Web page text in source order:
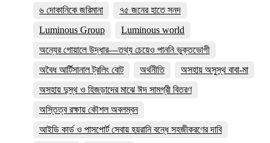
৬ দোকানিকে জরিমানা
৭৫ জনের হাতে সনদ
Luminous Group
Luminous world
অন্যের গোয়ালে উদ্ধার—তথ্য চেয়েও পাননি ভুক্তভোগী
অবৈধ আর্টিসানাল ট্রলিং বোট
অর্থনীতি
অসহায় অসুস্থ বাবা-মা
অসহায় দুস্থ ও হিজড়াদের মাঝে ঈদ সামগ্রী বিতরণ
অস্তিত্ব রক্ষায় কৌশল অবলম্বন
আইডি কার্ড ও পাসপোর্ট সেবায় হয়রানি বন্ধে সহজীকরণের দাবি